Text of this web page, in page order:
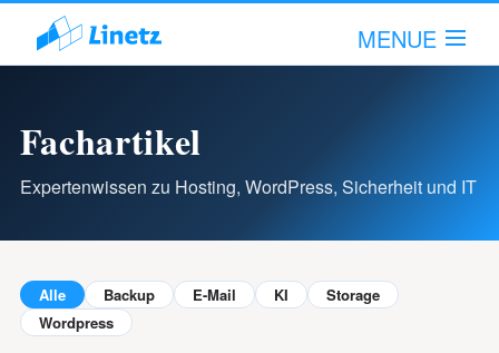
MENUE
Hallo!Anmelden!
Unternehmen
Fachartikel
Fachartikel
Expertenwissen zu Hosting, WordPress, Sicherheit und IT
Alle Backup E-Mail KI
Storage
Wordpress